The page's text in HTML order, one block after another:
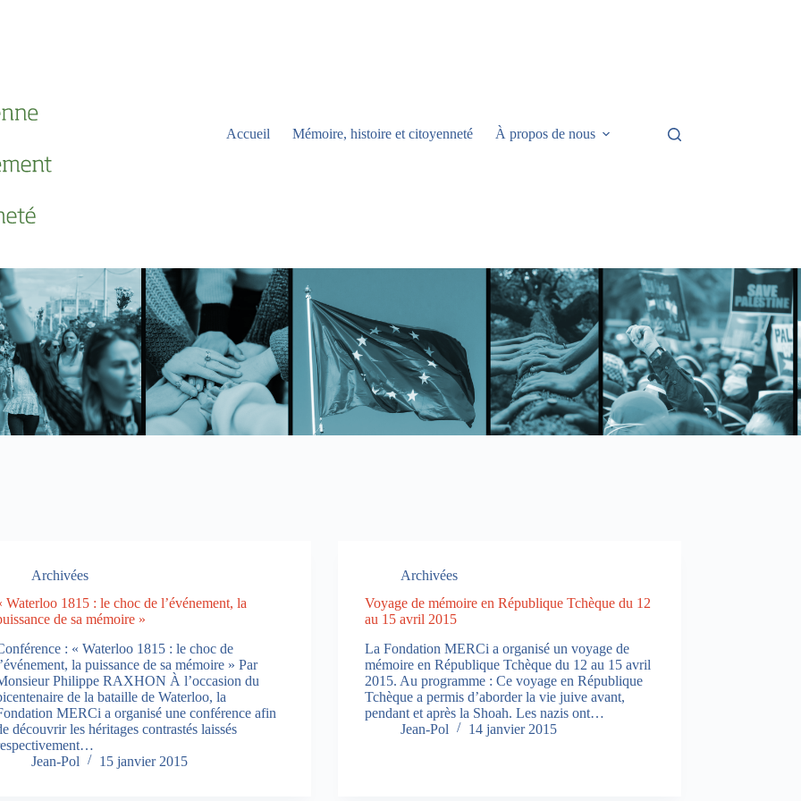
Accueil Mémoire, histoire et citoyenneté À propos de nous
Archivées
Waterloo 1815 : le choc de l’événement, la
de sa mémoire »
: « Waterloo 1815 : le choc de
la puissance de sa mémoire » Par
Philippe RAXHON À l’occasion du
de la bataille de Waterloo, la
MERCi a organisé une conférence afin
découvrir les héritages contrastés laissés
Jean-Pol
15 janvier 2015
Archivées
Voyage de mémoire en République Tchèque du 12
au 15 avril 2015
La Fondation MERCi a organisé un voyage de
mémoire en République Tchèque du 12 au 15 avril
2015. Au programme : Ce voyage en République
Tchèque a permis d’aborder la vie juive avant,
pendant et après la Shoah. Les nazis ont…
Jean-Pol
14 janvier 2015